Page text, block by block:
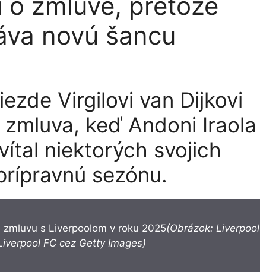
novú šancu
Virgilovi van Dijkovi
keď Andoni Iraola
niektorých svojich
sezónu.
s Liverpoolom v roku 2025(Obrázok: Liverpool
FC cez Getty Images)